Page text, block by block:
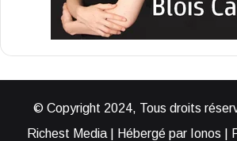
© Copyright 2024, Tous droits
Richest Media | Hébergé par Ionos |